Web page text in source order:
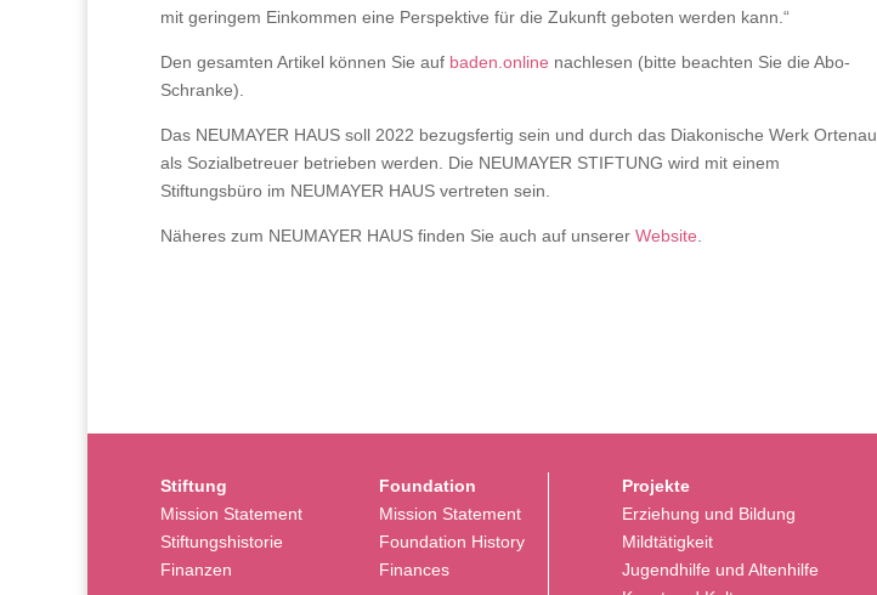
mit geringem Einkommen eine Perspektive für die Zukunft geboten werden kann.“
Den gesamten Artikel können Sie auf baden.online nachlesen (bitte beachten Sie die Abo-
Schranke).
Das NEUMAYER HAUS soll 2022 bezugsfertig sein und durch das Diakonische Werk Ortenau
als Sozialbetreuer betrieben werden. Die NEUMAYER STIFTUNG wird mit einem
Stiftungsbüro im NEUMAYER HAUS vertreten sein.
Näheres zum NEUMAYER HAUS finden Sie auch auf unserer Website
Stiftung
Mission Statement
Stiftungshistorie
Finanzen
Foundation
Mission Statement
Foundation History
Finances
Projekte
Erziehung und Bildung
Mildtätigkeit
Jugendhilfe und Altenhilfe